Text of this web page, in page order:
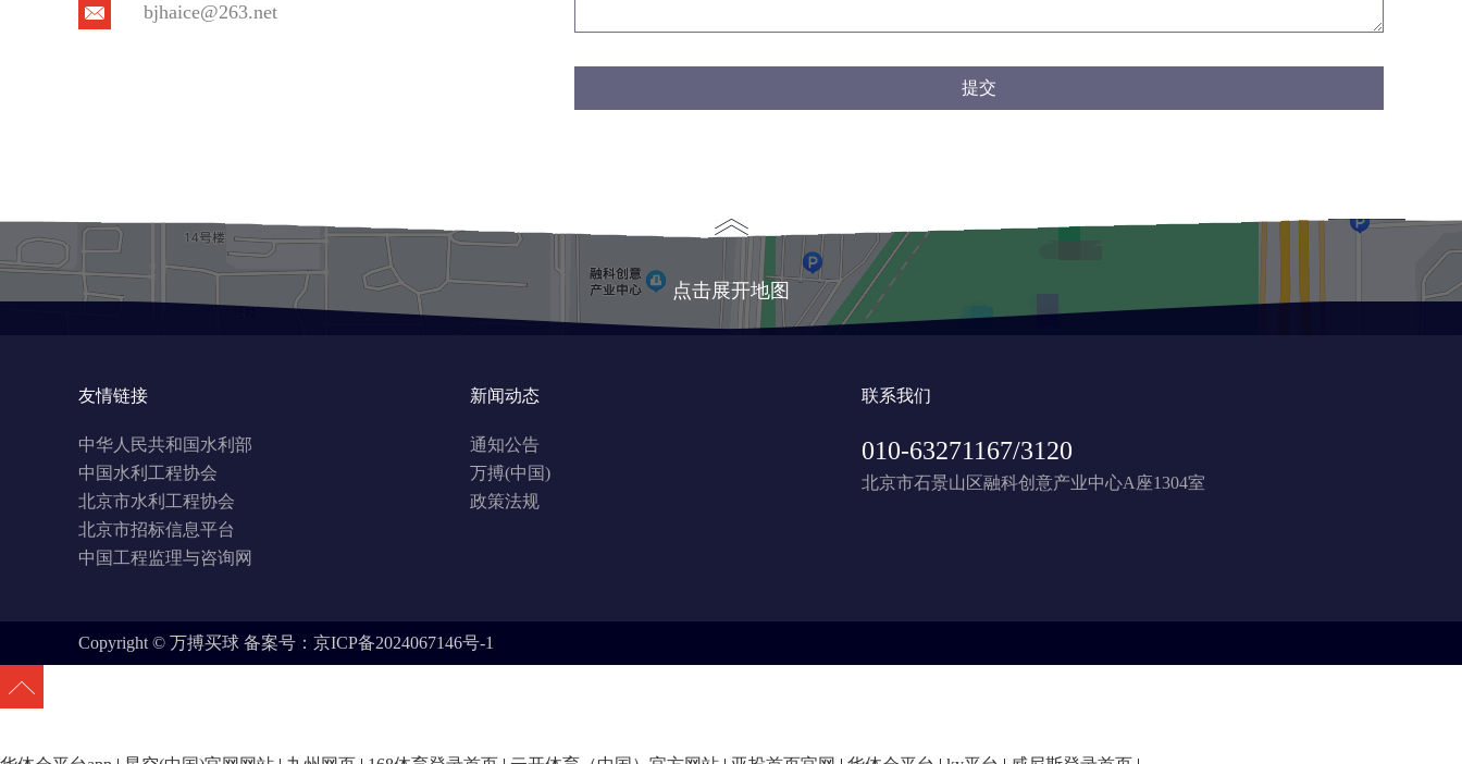
bjhaice@263.net
点击展开地图
友情链接
中华人民共和国水利部
中国水利工程协会
北京市水利工程协会
北京市招标信息平台
中国工程监理与咨询网
新闻动态
通知公告
万搏(中国)
政策法规
联系我们
010-63271167/3120
北京市石景山区融科创意产业中心A座1304室
Copyright © 万搏买球 备案号：京ICP备2024067146号-1